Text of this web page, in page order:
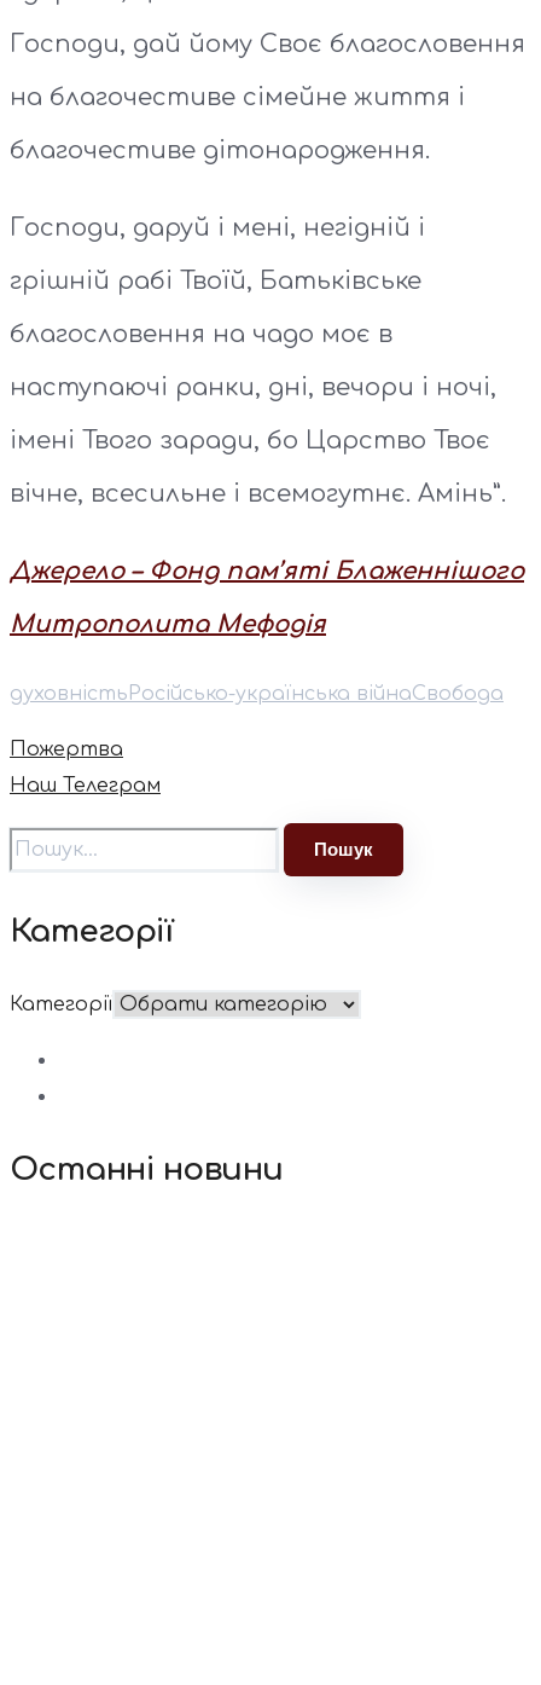
Господи, дай йому Своє благословення
на благочестиве сімейне життя і
благочестиве дітонародження.
Господи, даруй і мені, негідній і
грішній рабі Твоїй, Батьківське
благословення на чадо моє в
наступаючі ранки, дні, вечори і ночі,
імені Твого заради, бо Царство Твоє
вічне, всесильне і всемогутнє. Амінь”.
Джерело – Фонд пам’яті Блаженнішого
Митрополита Мефодія
духовність Російсько-українська війнаСвобода
Пожертва
Наш Телеграм
Категорії
Категорії
Останні новини